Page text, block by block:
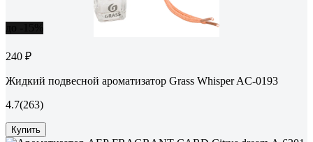
240 ₽
Жидкий подвесной ароматизатор Grass Whisper AC-0193
4.7(263)
Купить